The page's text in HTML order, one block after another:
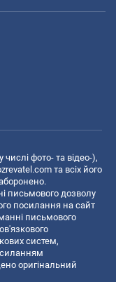
фото- та відео-),
та всіх його
письмового дозволу
посилання на сайт
письмового
систем,
оригінальний